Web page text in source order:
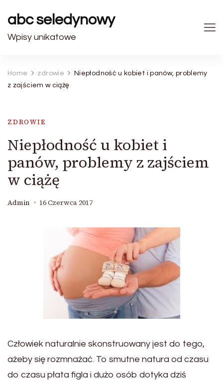
abc seledynowy
Wpisy unikatowe
Home zdrowie
Niepłodność u kobiet i panów, problemy
z zajściem w ciążę
ZDROWIE
Niepłodność u kobiet i
panów, problemy z zajściem
w ciążę
Admin 16 Czerwca 2017
Człowiek naturalnie skonstruowany jest do tego,
ażeby się rozmnażać. To smutne natura od czasu
do czasu płata figla i dużo osób dotyka dziś